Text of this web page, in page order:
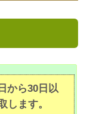
から30日以
します。